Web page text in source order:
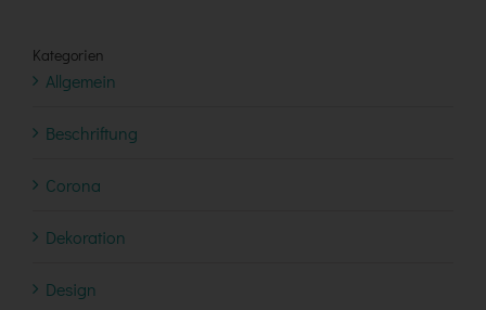
Kategorien
Allgemein
Beschriftung
Corona
Dekoration
Design